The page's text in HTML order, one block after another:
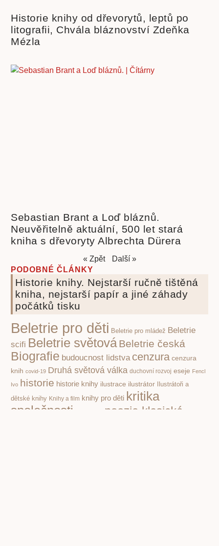
Historie knihy od dřevorytů, leptů po
litografii, Chvála bláznovství Zdeňka
Mézla
Sebastian Brant a Loď bláznů.
Neuvěřitelně aktuální, 500 let stará
kniha s dřevoryty Albrechta Dürera
« Zpět
Další »
PODOBNÉ ČLÁNKY
Historie knihy. Nejstarší ručně tištěná
kniha, nejstarší papír a jiné záhady
počátků tisku
Beletrie pro děti Beletrie pro mládež Beletrie
scifi Beletrie světováBeletrie česká
Biografie budoucnost lidstva cenzura cenzura
knih covid-19 Druhá světová válka duchovní rozvoj eseje Fencl
Ivo historie historie knihy ilustrace ilustrátor
Ilustrátoři a
dětské knihy Knihy a film knihy pro děti kritika
společnosti
poezie klasická